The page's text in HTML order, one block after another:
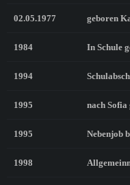
02.05.1977 geboren
1984 In Schule
1994
1995 nach Sofia
1995 Nebenjob
1998